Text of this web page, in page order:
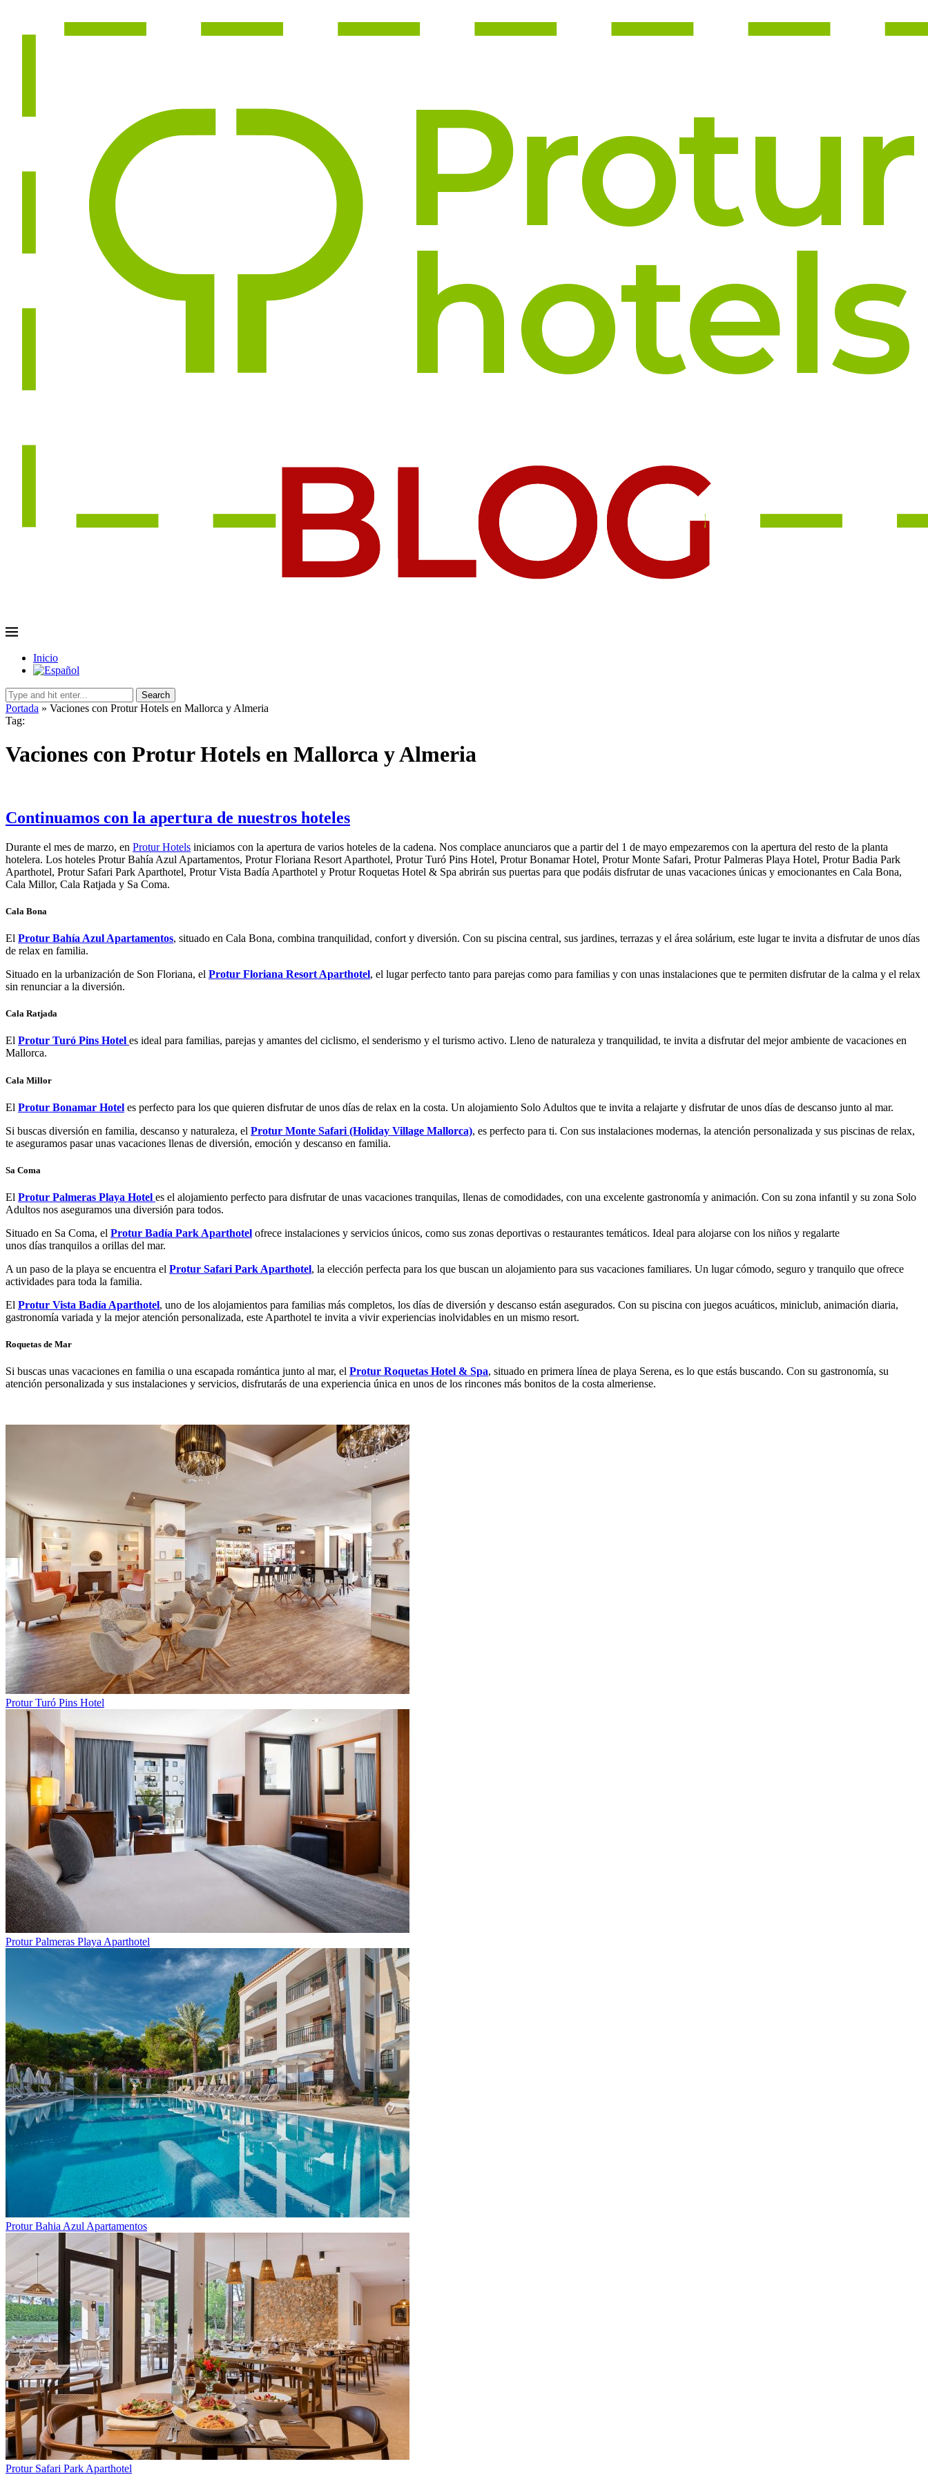
Inicio
Search
Portada » Vaciones con Protur Hotels en Mallorca y Almeria
Tag:
Vaciones con Protur Hotels en Mallorca y Almeria
Continuamos con la apertura de nuestros hoteles
Durante el mes de marzo, en Protur Hotels iniciamos con la apertura de varios hoteles de la cadena. Nos complace anunciaros que a partir del 1 de mayo empezaremos con la apertura del resto de la planta
hotelera. Los hoteles Protur Bahía Azul Apartamentos, Protur Floriana Resort Aparthotel, Protur Turó Pins Hotel, Protur Bonamar Hotel, Protur Monte Safari, Protur Palmeras Playa Hotel, Protur Badia Park
Aparthotel, Protur Safari Park Aparthotel, Protur Vista Badía Aparthotel y Protur Roquetas Hotel & Spa abrirán sus puertas para que podáis disfrutar de unas vacaciones únicas y emocionantes en Cala Bona,
Cala Millor, Cala Ratjada y Sa Coma.
Cala Bona
El Protur Bahía Azul Apartamentos, situado en Cala Bona, combina tranquilidad, confort y diversión. Con su piscina central, sus jardines, terrazas y el área solárium, este lugar te invita a disfrutar de unos días
de relax en familia.
Situado en la urbanización de Son Floriana, el Protur Floriana Resort Aparthotel, el lugar perfecto tanto para parejas como para familias y con unas instalaciones que te permiten disfrutar de la calma y el relax
sin renunciar a la diversión.
Cala Ratjada
El Protur Turó Pins Hotel es ideal para familias, parejas y amantes del ciclismo, el senderismo y el turismo activo. Lleno de naturaleza y tranquilidad, te invita a disfrutar del mejor ambiente de vacaciones en
Mallorca.
Cala Millor
El Protur Bonamar Hotel es perfecto para los que quieren disfrutar de unos días de relax en la costa. Un alojamiento Solo Adultos que te invita a relajarte y disfrutar de unos días de descanso junto al mar.
Si buscas diversión en familia, descanso y naturaleza, el Protur Monte Safari (Holiday Village Mallorca), es perfecto para ti. Con sus instalaciones modernas, la atención personalizada y sus piscinas de relax,
te aseguramos pasar unas vacaciones llenas de diversión, emoción y descanso en familia.
Sa Coma
El Protur Palmeras Playa Hotel es el alojamiento perfecto para disfrutar de unas vacaciones tranquilas, llenas de comodidades, con una excelente gastronomía y animación. Con su zona infantil y su zona Solo
Adultos nos aseguramos una diversión para todos.
Situado en Sa Coma, el Protur Badía Park Aparthotel ofrece instalaciones y servicios únicos, como sus zonas deportivas o restaurantes temáticos. Ideal para alojarse con los niños y regalarte
unos días tranquilos a orillas del mar.
A un paso de la playa se encuentra el Protur Safari Park Aparthotel, la elección perfecta para los que buscan un alojamiento para sus vacaciones familiares. Un lugar cómodo, seguro y tranquilo que ofrece
actividades para toda la familia.
El Protur Vista Badía Aparthotel, uno de los alojamientos para familias más completos, los días de diversión y descanso están asegurados. Con su piscina con juegos acuáticos, miniclub, animación diaria,
gastronomía variada y la mejor atención personalizada, este Aparthotel te invita a vivir experiencias inolvidables en un mismo resort.
Roquetas de Mar
Si buscas unas vacaciones en familia o una escapada romántica junto al mar, el Protur Roquetas Hotel & Spa, situado en primera línea de playa Serena, es lo que estás buscando. Con su gastronomía, su
atención personalizada y sus instalaciones y servicios, disfrutarás de una experiencia única en unos de los rincones más bonitos de la costa almeriense.
Protur Turó Pins Hotel
Protur Palmeras Playa Aparthotel
Protur Bahia Azul Apartamentos
Protur Safari Park Aparthotel